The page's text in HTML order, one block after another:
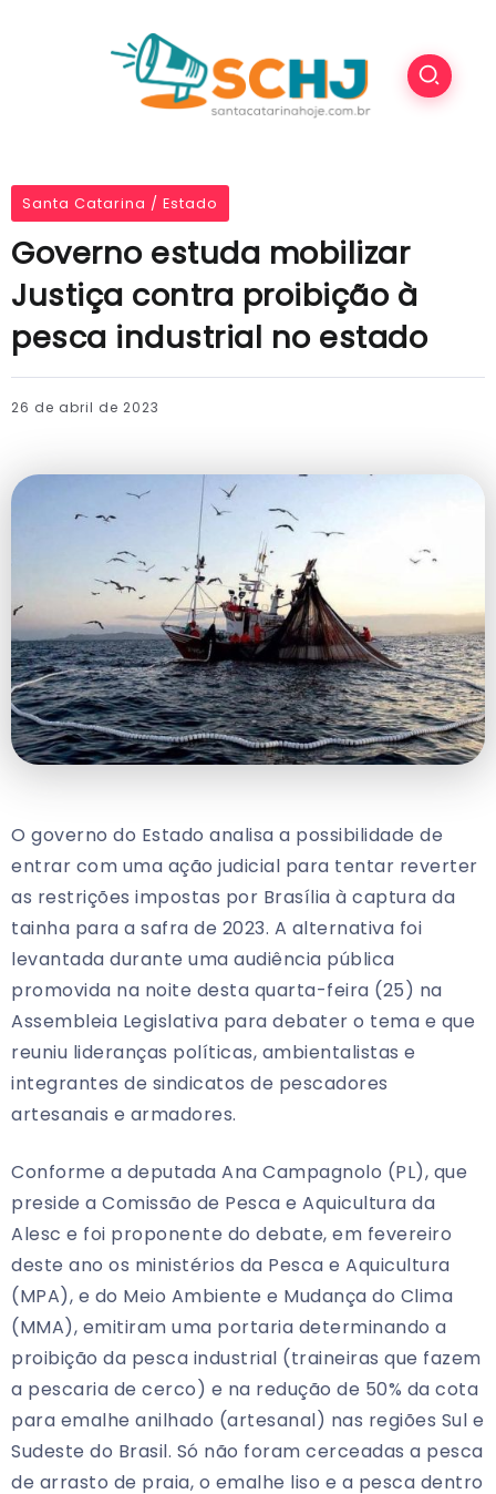
Santa Catarina / Estado
Governo estuda mobilizar
Justiça contra proibição à
pesca industrial no estado
26 de abril de 2023
O governo do Estado analisa a possibilidade de
entrar com uma ação judicial para tentar reverter
as restrições impostas por Brasília à captura da
tainha para a safra de 2023. A alternativa foi
levantada durante uma audiência pública
promovida na noite desta quarta-feira (25) na
Assembleia Legislativa para debater o tema e que
reuniu lideranças políticas, ambientalistas e
integrantes de sindicatos de pescadores
artesanais e armadores.
Conforme a deputada Ana Campagnolo (PL), que
preside a Comissão de Pesca e Aquicultura da
Alesc e foi proponente do debate, em fevereiro
deste ano os ministérios da Pesca e Aquicultura
(MPA), e do Meio Ambiente e Mudança do Clima
(MMA), emitiram uma portaria determinando a
proibição da pesca industrial (traineiras que fazem
a pescaria de cerco) e na redução de 50% da cota
para emalhe anilhado (artesanal) nas regiões Sul e
Sudeste do Brasil. Só não foram cerceadas a pesca
de arrasto de praia, o emalhe liso e a pesca dentro